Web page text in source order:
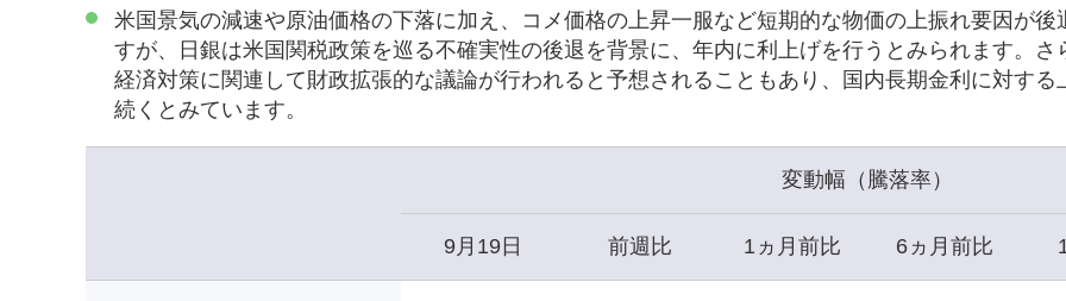
米国景気の減速や原油価格の下落に加え、コメ価格の上昇一服など短期的な物価の上振れ要因が後
すが、日銀は米国関税政策を巡る不確実性の後退を背景に、年内に利上げを行うとみられます。さ
経済対策に関連して財政拡張的な議論が行われると予想されることもあり、国内長期金利に対する
続くとみています。
変動幅（騰落率）
9月19日 前週比 1ヵ月前比 6ヵ月前比